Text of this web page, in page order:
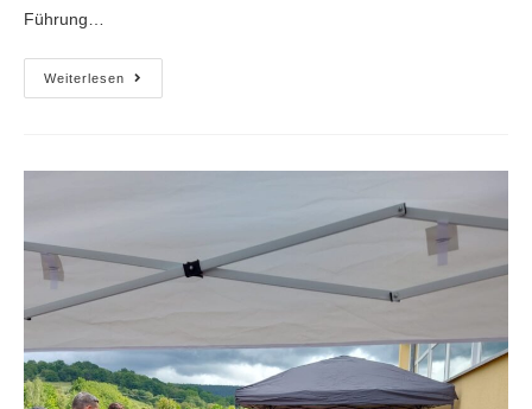
Führung…
Weiterlesen